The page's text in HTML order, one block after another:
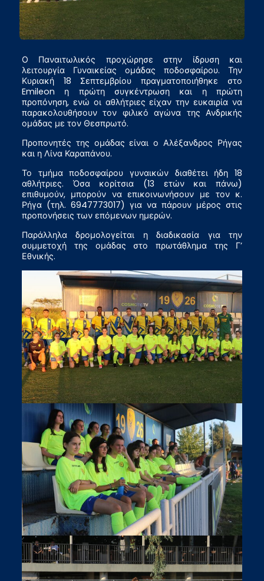
Ο Παναιτωλικός προχώρησε στην ίδρυση και
λειτουργία Γυναικείας ομάδας ποδοσφαίρου. Την
Κυριακή 18 Σεπτεμβρίου πραγματοποιήθηκε στο
Emileon η πρώτη συγκέντρωση και η πρώτη
προπόνηση, ενώ οι αθλήτριες είχαν την ευκαιρία να
παρακολουθήσουν τον φιλικό αγώνα της Ανδρικής
ομάδας με τον Θεσπρωτό.
Προπονητές της ομάδας είναι ο Αλέξανδρος Ρήγας
και η Λίνα Καραπάνου.
Το τμήμα ποδοσφαίρου γυναικών διαθέτει ήδη 18
αθλήτριες. Όσα κορίτσια (13 ετών και πάνω)
επιθυμούν, μπορούν να επικοινωνήσουν με τον κ.
Ρήγα (τηλ. 6947773017) για να πάρουν μέρος στις
προπονήσεις των επόμενων ημερών.
Παράλληλα δρομολογείται η διαδικασία για την
συμμετοχή της ομάδας στο πρωτάθλημα της Γ’
Εθνικής.